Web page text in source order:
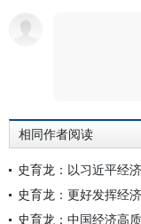
相同作者阅读
史育龙：以习近平经
史育龙：更好发挥经
史育龙：中国经济高